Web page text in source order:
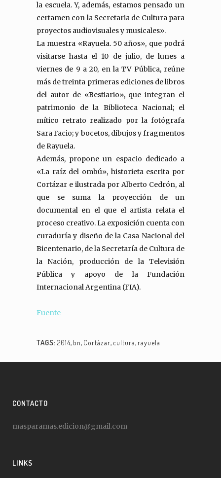
la escuela. Y, además, estamos pensado un
certamen con la Secretaria de Cultura para
proyectos audiovisuales y musicales».
La muestra «Rayuela. 50 años», que podrá
visitarse hasta el 10 de julio, de lunes a
viernes de 9 a 20, en la TV Pública, reúne
más de treinta primeras ediciones de libros
del autor de «Bestiario», que integran el
patrimonio de la Biblioteca Nacional; el
mítico retrato realizado por la fotógrafa
Sara Facio; y bocetos, dibujos y fragmentos
de Rayuela.
Además, propone un espacio dedicado a
«La raíz del ombú», historieta escrita por
Cortázar e ilustrada por Alberto Cedrón, al
que se suma la proyección de un
documental en el que el artista relata el
proceso creativo. La exposición cuenta con
curaduría y diseño de la Casa Nacional del
Bicentenario, de la Secretaría de Cultura de
la Nación, producción de la Televisión
Pública y apoyo de la Fundación
Internacional Argentina (FIA).
Fuente
TAGS: 2014, bn, Cortázar, cultura, rayuela
CONTACTO
masparamas.edicion@gmail.com
LINKS